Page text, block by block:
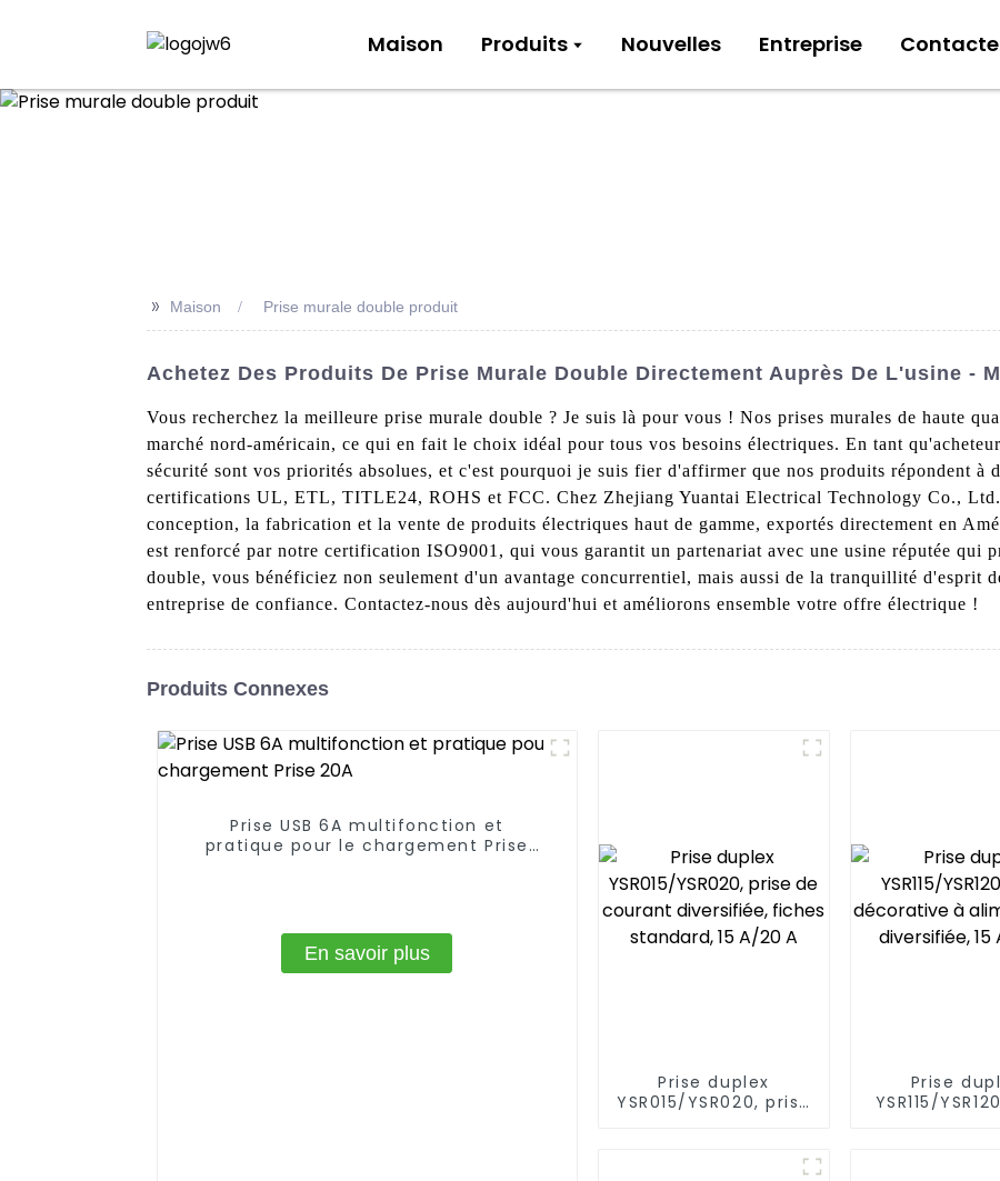
Maison Produits Nouvelles Entreprise
>> Maison Prise murale double produit
Achetez Des Produits De Prise Murale Double Directement Auprès De L'usine -
Vous recherchez la meilleure prise murale double ? Je suis là pour vous ! Nos prises murales de haute
marché nord-américain, ce qui en fait le choix idéal pour tous vos besoins électriques. En tant
sécurité sont vos priorités absolues, et c'est pourquoi je suis fier d'affirmer que nos produits répondent à
certifications UL, ETL, TITLE24, ROHS et FCC. Chez Zhejiang Yuantai Electrical Technology Co., Ltd.
conception, la fabrication et la vente de produits électriques haut de gamme, exportés directement en
est renforcé par notre certification ISO9001, qui vous garantit un partenariat avec une usine réputée qui
double, vous bénéficiez non seulement d'un avantage concurrentiel, mais aussi de la tranquillité d'esprit
entreprise de confiance. Contactez-nous dès aujourd'hui et améliorons ensemble votre offre électrique !
Produits Connexes
Prise USB 6A multifonction et
pratique pour le chargement Prise
En savoir plus
Prise duplex
YSR015/YSR020, prise
standard, 15 A/20 A
Prise
YSR115/
diversifiée,